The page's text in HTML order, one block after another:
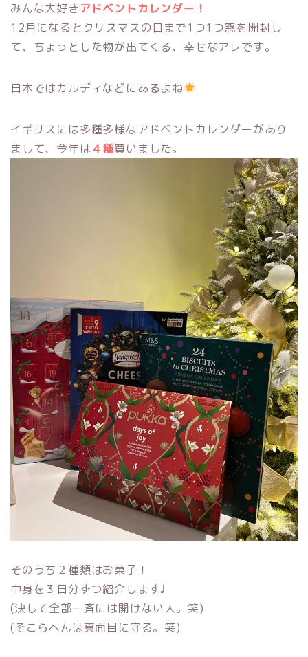
みんな大好きアドベントカレンダー！
12月になるとクリスマスの日まで1つ1つ窓を開封し
て、ちょっとした物が出てくる、幸せなアレです。
日本ではカルディなどにあるよね
イギリスには多種多様なアドベントカレンダーがあり
まして、今年は ４種買いました。
そのうち２種類はお菓子！
中身を３日分ずつ紹介します♩
(決して全部一斉には開けない人。笑)
(そこらへんは真面目に守る。笑)